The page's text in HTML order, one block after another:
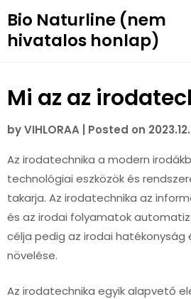
to
content
Bio Naturline (nem
hivatalos honlap)
Mi az az
byVIHLORAA Posted on
Az irodatechnika a modern
technológiai eszközök és
takarja. Az irodatechnika az
és az irodai folyamatok
célja pedig az irodai hatékonyság
növelése.
Az irodatechnika egyik alapvető